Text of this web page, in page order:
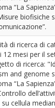
“La
di ricerca di
12 mesi per il
di ricerca:
and genome
“La
cellula